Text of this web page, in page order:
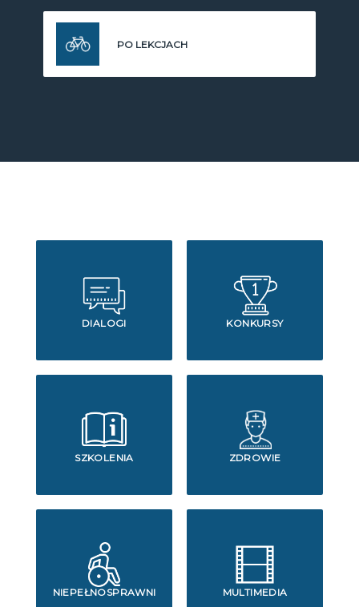
PO LEKCJACH
DIALOGI KONKURSY
SZKOLENIA ZDROWIE
NIEPEŁNOSPRAWNI MULTIMEDIA